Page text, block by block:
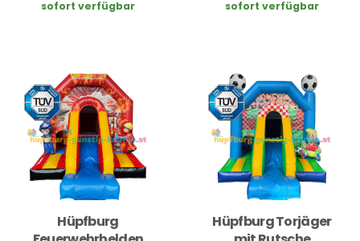
sofort verfügbar sofort verfügbar
Hüpfburg
Hüpfburg Torjäger